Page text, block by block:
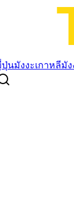
ปุ่นมังงะเกาหลีมั